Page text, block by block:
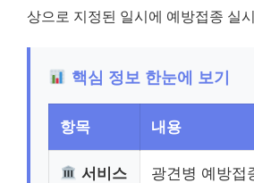
상으로 지정된 일시에 예방접종 실시
핵심 정보 한눈에 보기
항목 내용
서비스
광견병 예방접